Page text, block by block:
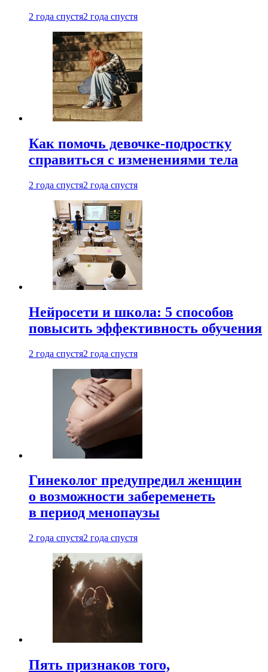
2 года спустя2 года спустя
Как помочь девочке-подростку
справиться с изменениями тела
2 года спустя2 года спустя
Нейросети и школа: 5 способов
повысить эффективность обучения
2 года спустя2 года спустя
Гинеколог предупредил женщин
о возможности забеременеть
в период менопаузы
2 года спустя2 года спустя
Пять признаков того,